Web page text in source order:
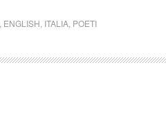
ENGLISH ITALIA POETI